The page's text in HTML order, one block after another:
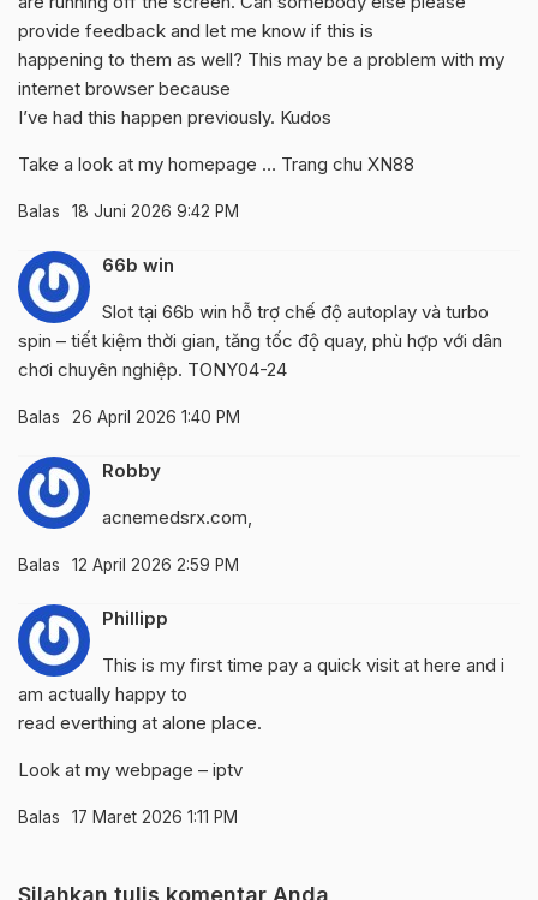
provide feedback and let me know if this is
happening to them as well? This may be a problem with my
internet browser because
I’ve had this happen previously. Kudos
Take a look at my homepage … Trang chu XN88
Balas 18 Juni 2026 9:42 PM
66b win
Slot tại 66b win hỗ trợ chế độ autoplay và turbo
spin – tiết kiệm thời gian, tăng tốc độ quay, phù hợp với dân
chơi chuyên nghiệp. TONY04-24
Balas 26 April 2026 1:40 PM
Robby
acnemedsrx.com,
Balas 12 April 2026 2:59 PM
Phillipp
This is my first time pay a quick visit at here and i
am actually happy to
read everthing at alone place.
Look at my webpage – iptv
Balas 17 Maret 2026 1:11 PM